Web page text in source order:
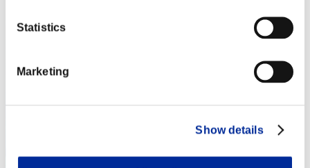
Statistics
Marketing
Show details